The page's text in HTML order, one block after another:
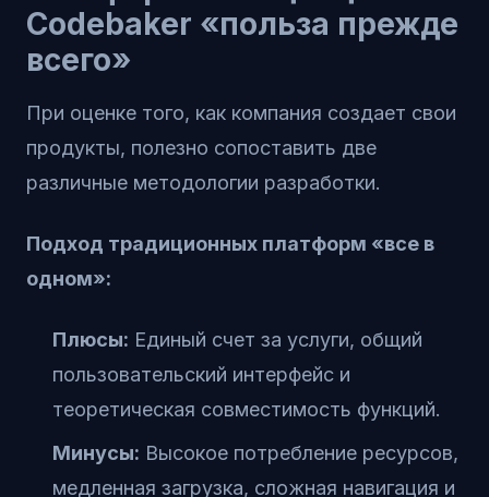
Codebaker «польза прежде
всего»
При оценке того, как компания создает свои
продукты, полезно сопоставить две
различные методологии разработки.
Подход традиционных платформ «все в
одном»:
Плюсы: Единый счет за услуги, общий
пользовательский интерфейс и
теоретическая совместимость функций.
Минусы: Высокое потребление ресурсов,
медленная загрузка, сложная навигация и